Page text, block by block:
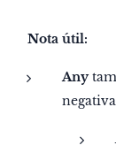
Nota útil:
Any